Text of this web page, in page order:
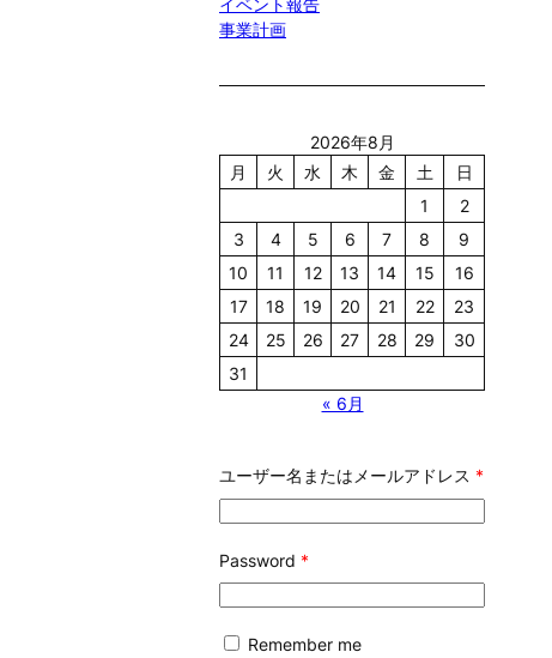
イベント報告
事業計画
2026年8月
月
火 水 木 金 土
日
1
2
3
4 5 6 7 8
9
10
11 12 13 14 15
16
17
18 19 20 21 22
23
24
25 26 27 28 29
30
31
« 6月
ユーザー名またはメールアドレス *
Password *
Remember me